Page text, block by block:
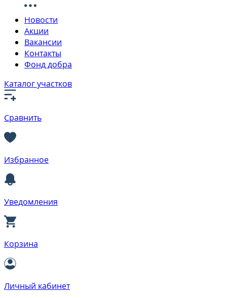
Новости
Акции
Вакансии
Контакты
Фонд добра
Каталог участков
Сравнить
Избранное
Уведомления
Корзина
Личный кабинет